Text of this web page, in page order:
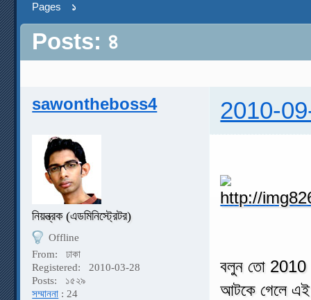
Pages ১
Posts: ৪
sawontheboss4 2010-
নিয়ন্ত্রক (এডমিনিস্ট্রেটর)
Offline
From:
ঢাকা
Registered:
2010-03-28
Posts:
১৫২৯
সম্মাননা : 24
বলুন তো 2010
আটকে গেলে